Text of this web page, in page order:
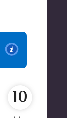
10